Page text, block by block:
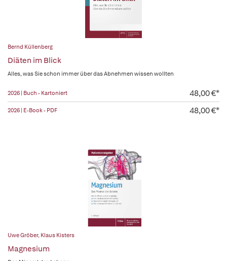
Bernd Küllenberg
Diäten im Blick
Alles, was Sie schon immer über das Abnehmen wissen wollten
2026 | Buch - Kartoniert 48,00 €*
2026 | E-Book - PDF 48,00 €*
Uwe Gröber, Klaus Kisters
Magnesium